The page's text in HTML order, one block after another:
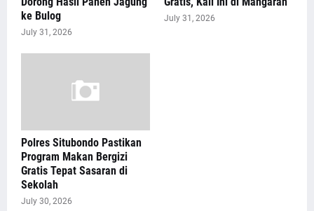
ke Bulog
July 31, 2026
July 31, 2026
Polres Situbondo Pastikan
Program Makan Bergizi
Gratis Tepat Sasaran di
Sekolah
July 30, 2026